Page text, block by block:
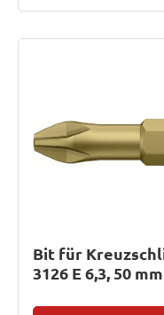
Bit für
3126 E 6,3, 50